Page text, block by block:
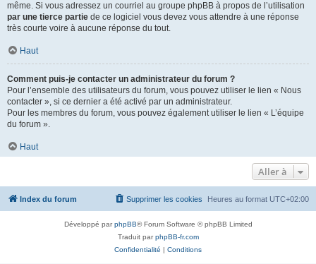
même. Si vous adressez un courriel au groupe phpBB à propos de l’utilisation
par une tierce partie de ce logiciel vous devez vous attendre à une réponse
très courte voire à aucune réponse du tout.
Haut
Comment puis-je contacter un administrateur du forum ?
Pour l’ensemble des utilisateurs du forum, vous pouvez utiliser le lien « Nous
contacter », si ce dernier a été activé par un administrateur.
Pour les membres du forum, vous pouvez également utiliser le lien « L’équipe
du forum ».
Haut
Aller à
Index du forum Heures au format UTC+02:00
Supprimer les cookies
Développé parphpBB® Forum Software © phpBB Limited
Traduit parphpBB-fr.com
Confidentialité | Conditions